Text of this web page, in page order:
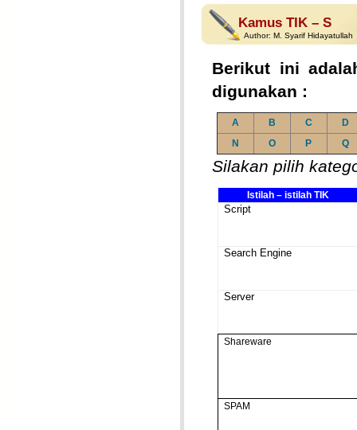
Kamus TIK – S
Author: M. Syarif Hidayatullah
Berikut ini
digunakan :
A B C
D
N
O P Q
Silakan pilih
Istilah – istilah TIK
Script
Search Engine
Server
Shareware
SPAM